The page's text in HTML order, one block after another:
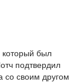
был
подтвердил
со своим другом